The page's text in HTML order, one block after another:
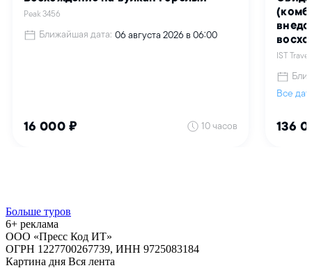
Больше туров
6+ реклама
ООО «Пресс Код ИТ»
ОГРН 1227700267739, ИНН 9725083184
Картина дня Вся лента